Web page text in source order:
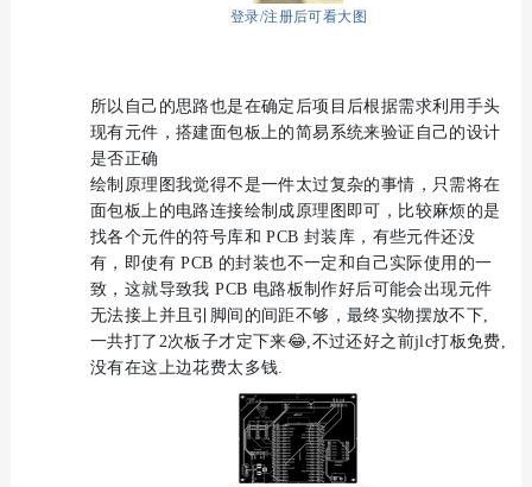
登录/注册后可看大图
所以自己的思路也是在确定后项目后根据需求利用手头
现有元件，搭建面包板上的简易系统来验证自己的设计
是否正确
绘制原理图我觉得不是一件太过复杂的事情，只需将在
面包板上的电路连接绘制成原理图即可，比较麻烦的是
找各个元件的符号库和 PCB 封装库，有些元件还没
有，即使有 PCB 的封装也不一定和自己实际使用的一
致，这就导致我 PCB 电路板制作好后可能会出现元件
无法接上并且引脚间的间距不够，最终实物摆放不下,
一共打了2次板子才定下来😂,不过还好之前jlc打板免费,
没有在这上边花费太多钱.